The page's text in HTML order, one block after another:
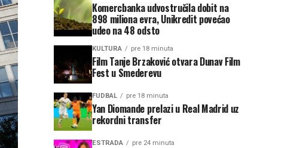
Komercbanka udvostručila dobit na
898 miliona evra, Unikredit povećao
udeo na 48 odsto
KULTURA pre 18 minuta
Film Tanje Brzaković otvara Dunav Film
Fest u Smederevu
FUDBAL pre 18 minuta
Yan Diomande prelazi u Real Madrid uz
rekordni transfer
ESTRADA pre 24 minuta